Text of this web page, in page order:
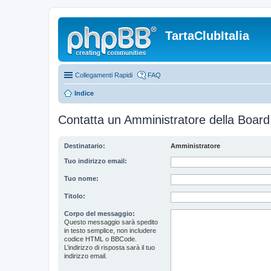
TartaClubItalia
Collegamenti Rapidi FAQ
Indice
Contatta un Amministratore della Board
Destinatario: Amministratore
Tuo indirizzo email:
Tuo nome:
Titolo:
Corpo del messaggio:
Questo messaggio sarà spedito
in testo semplice, non includere
codice HTML o BBCode.
L’indirizzo di risposta sarà il tuo
indirizzo email.